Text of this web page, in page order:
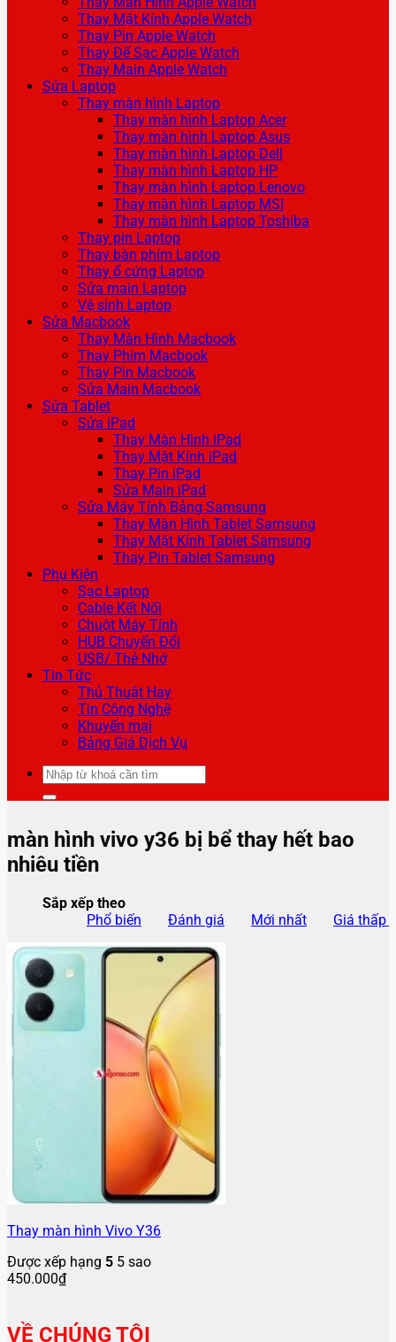
Thay Mặt Kính Apple Watch
Thay Pin Apple Watch
Thay Đế Sạc Apple Watch
Thay Main Apple Watch
Sửa Laptop
Thay màn hình Laptop
Thay màn hình Laptop Acer
Thay màn hình Laptop Asus
Thay màn hình Laptop Dell
Thay màn hình Laptop HP
Thay màn hình Laptop Lenovo
Thay màn hình Laptop MSI
Thay màn hình Laptop Toshiba
Thay pin Laptop
Thay bàn phím Laptop
Thay ổ cứng Laptop
Sửa main Laptop
Vệ sinh Laptop
Sửa Macbook
Thay Màn Hình Macbook
Thay Phím Macbook
Thay Pin Macbook
Sửa Main Macbook
Sửa Tablet
Sửa iPad
Thay Màn Hình iPad
Thay Mặt Kính iPad
Thay Pin iPad
Sửa Main iPad
Sửa Máy Tính Bảng Samsung
Thay Màn Hình Tablet Samsung
Thay Mặt Kính Tablet Samsung
Thay Pin Tablet Samsung
Phụ Kiện
Sạc Laptop
Cable Kết Nối
Chuột Máy Tính
HUB Chuyển Đổi
USB/ Thẻ Nhớ
Tin Tức
Thủ Thuật Hay
Tin Công Nghệ
Khuyến mại
Bảng Giá Dịch Vụ
Tìm
kiếm:
màn hình vivo y36 bị bể thay hết bao
nhiêu tiền
Sắp xếp theo
Phổ biến
Đánh giá Mới nhất Giá thấp
Thay màn hình Vivo Y36
Được xếp hạng 5 5 sao
450.000₫
VỀ CHÚNG TÔI